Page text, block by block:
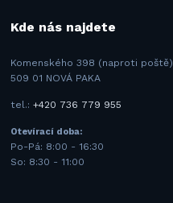
Kde nás najdete
Komenského 398 (naproti poště)
509 01 NOVÁ PAKA
tel.:+420 736 779 955
Otevírací doba:
Po-Pá: 8:00 - 16:30
So: 8:30 - 11:00